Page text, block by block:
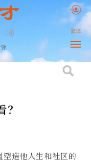
繁体
造他人生和社区的